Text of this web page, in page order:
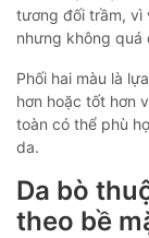
tương đối trầm, vì
nhưng không quá
Phối hai màu là
hơn hoặc tốt hơn
toàn có thể phù
da.
Da bò
theo bề